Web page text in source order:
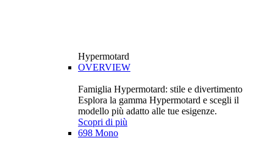
Hypermotard
OVERVIEW
Famiglia Hypermotard: stile e divertimento
Esplora la gamma Hypermotard e scegli il
modello più adatto alle tue esigenze.
Scopri di più
698 Mono